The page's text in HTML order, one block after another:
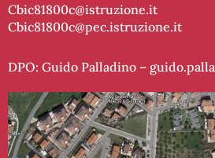
cbic81800c@istruzione.it
cbic81800c@pec.istruzione.it
DPO: Guido Palladino –